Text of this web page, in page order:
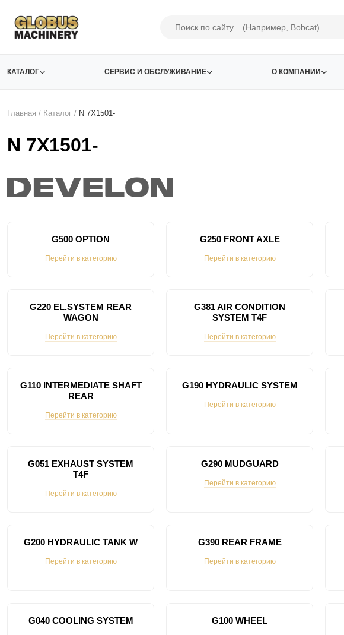
КАТАЛОГ СЕРВИС И ОБСЛУЖИВАНИЕ О КОМПАНИИ
Главная / Каталог / N 7X1501-
N 7X1501-
G500 OPTION
Перейти в категорию
G250 FRONT AXLE
Перейти в категорию
G220 EL.SYSTEM REAR
WAGON
Перейти в категорию
G381 AIR CONDITION
SYSTEM T4F
Перейти в категорию
G110 INTERMEDIATE SHAFT
REAR
Перейти в категорию
G190 HYDRAULIC SYSTEM
Перейти в категорию
G051 EXHAUST SYSTEM
T4F
Перейти в категорию
G290 MUDGUARD
Перейти в категорию
G200 HYDRAULIC TANK W
Перейти в категорию
G390 REAR FRAME
Перейти в категорию
G040 COOLING SYSTEM G100 WHEEL